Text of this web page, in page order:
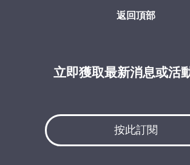
返回頂部
立即獲取最新消息或活
按此訂閱